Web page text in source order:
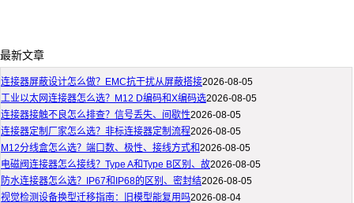
最新文章
连接器屏蔽设计怎么做？EMC抗干扰从屏蔽搭接2026-08-05
工业以太网连接器怎么选？M12 D编码和X编码选2026-08-05
连接器接触不良怎么排查？信号丢失、间歇性2026-08-05
连接器定制厂家怎么选？非标连接器定制流程2026-08-05
M12分线盒怎么选？端口数、极性、接线方式和2026-08-05
电磁阀连接器怎么接线？Type A和Type B区别、故2026-08-05
防水连接器怎么选？IP67和IP68的区别、密封结2026-08-05
视觉检测设备换型迁移指南：旧模型能复用吗2026-08-04